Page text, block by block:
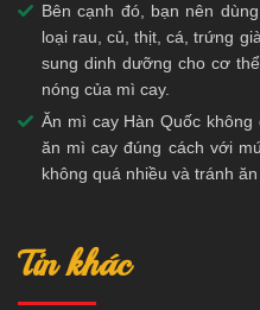
Bên cạnh đó, bạn nên
loại rau, củ, thịt, cá, trứng
sung dinh dưỡng cho cơ
nóng của mì cay.
Ăn mì cay Hàn Quốc
ăn mì cay đúng cách với
không quá nhiều và tránh
Tin khác